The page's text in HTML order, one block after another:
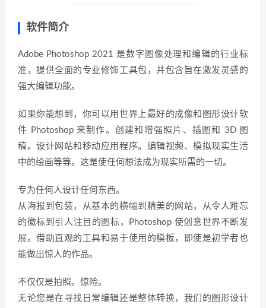
软件简介
Adobe Photoshop 2021 是数字图像处理和编辑的行业标
准，提供全面的专业修饰工具包，并包含旨在激发灵感的
强大编辑功能。
如果你能想到，你可以用世界上最好的成像和图形设计软
件 Photoshop 来制作。创建和增强照片、插图和 3D 图
稿。设计网站和移动应用程序。编辑视频、模拟现实生活
中的绘画等等。这是使任何想法成为现实所需的一切。
专为任何人设计任何东西。
从海报到包装，从基本的横幅到精美的网站，从令人难忘
的徽标到引人注目的图标，Photoshop 使创意世界不断发
展。借助直观的工具和易于使用的模板，即使是初学者也
能做出惊人的作品。
不仅仅是拍照。惊险。
无论您是在寻找日常编辑还是整体转换，我们的图形设计